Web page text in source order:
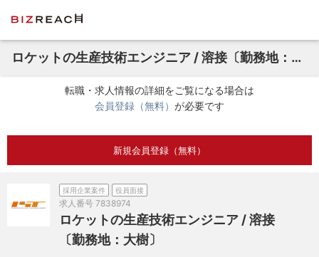
ロケットの生産技術エンジニア / 溶接〔勤務地：大樹〕
転職・求人情報の詳細をご覧になる場合は
会員登録（無料） が必要です
新規会員登録（無料）
採用企業案件 役員面接
求人番号 7838974
ロケットの生産技術エンジニア / 溶接
〔勤務地：大樹〕